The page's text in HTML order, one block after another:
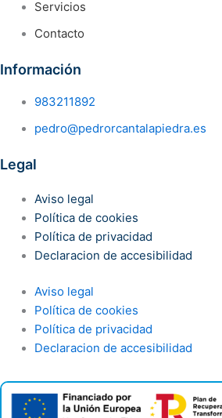
Servicios
Contacto
Información
983211892
pedro@pedrorcantalapiedra.es
Legal
Aviso legal
Política de cookies
Política de privacidad
Declaracion de accesibilidad
Aviso legal
Política de cookies
Política de privacidad
Declaracion de accesibilidad